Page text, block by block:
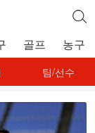
골프 농구
팀/선수